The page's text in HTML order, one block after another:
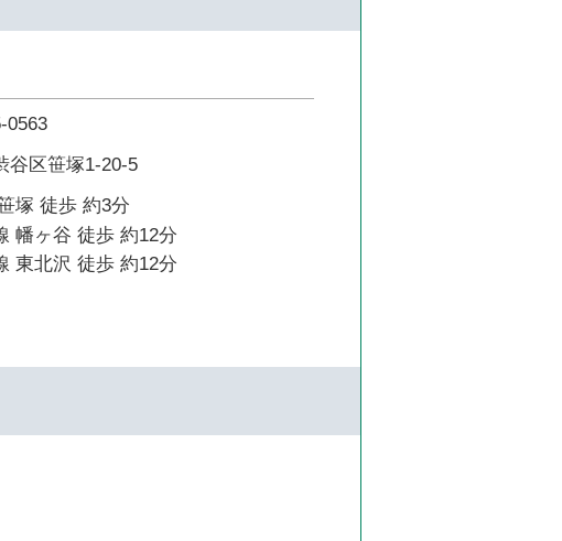
0563
谷区笹塚1-20-5
塚 徒歩 約3分
幡ヶ谷 徒歩 約12分
東北沢 徒歩 約12分